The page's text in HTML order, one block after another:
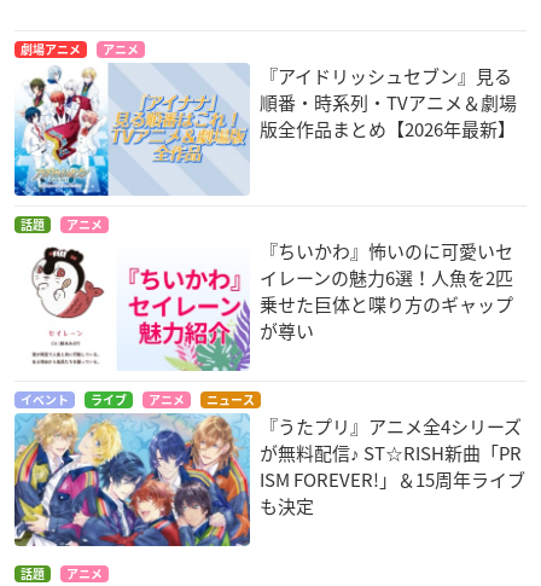
劇場アニメ アニメ
『アイドリッシュセブン』見る
順番・時系列・TVアニメ＆劇場
版全作品まとめ【2026年最新】
話題 アニメ
『ちいかわ』怖いのに可愛いセ
イレーンの魅力6選！人魚を2匹
乗せた巨体と喋り方のギャップ
が尊い
イベント ライブ アニメ ニュース
『うたプリ』アニメ全4シリーズ
が無料配信♪ ST☆RISH新曲「PR
ISM FOREVER!」＆15周年ライブ
も決定
話題 アニメ